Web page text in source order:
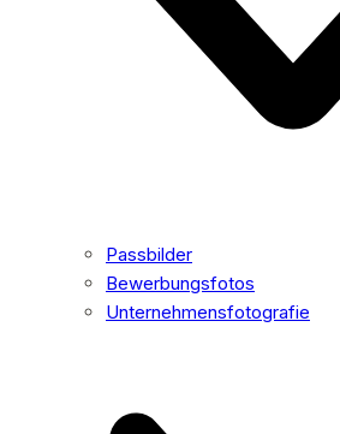
Passbilder
Bewerbungsfotos
Unternehmensfotografie